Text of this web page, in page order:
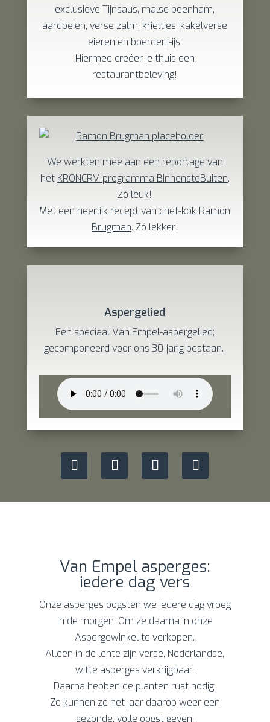
exclusieve Tijnsaus, malse beenham,
aardbeien, verse zalm, krieltjes, kakelverse
eieren en boerderij-ijs.
Hiermee creëer je thuis een
restaurantbeleving!
We werkten mee aan een reportage van
het KRONCRV-programma BinnensteBuiten.
Zó leuk!
Met een heerlijk receptvan chef-kok Ramon
Brugman. Zó lekker!
Aspergelied
Een speciaal Van Empel-aspergelied;
gecomponeerd voor ons 30-jarig bestaan.
Van Empel asperges:
iedere dag vers
Onze asperges oogsten we iedere dag vroeg
in de morgen. Om ze daarna in onze
Aspergewinkel te verkopen.
Alleen in de lente zijn verse, Nederlandse,
witte asperges verkrijgbaar.
Daarna hebben de planten rust nodig.
Zo kunnen ze het jaar daarop weer een
gezonde, volle oogst geven.